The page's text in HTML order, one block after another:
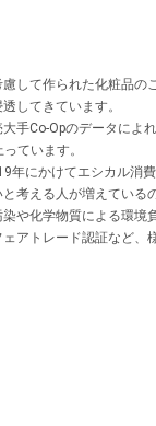
して作られた化粧品
してきています。
手Co-Opのデータに
ています。
にかけてエシカル消
考える人が増えている
や化学物質による環
アトレード認証など